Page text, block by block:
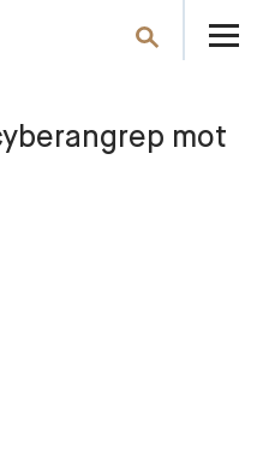
Søk
mot